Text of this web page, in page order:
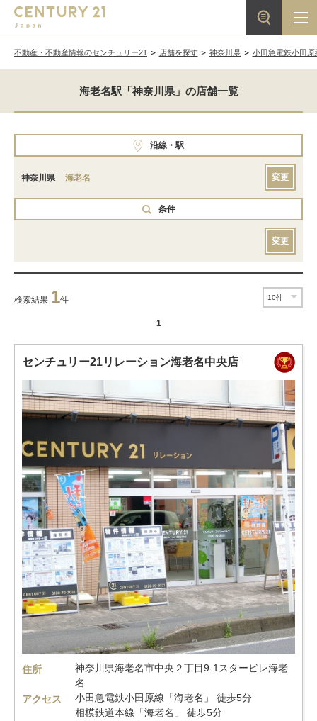
不動産・不動産情報のセンチュリー21 店舗を探す 神奈川県 小田急電鉄小田原
海老名駅「神奈川県」の店舗一覧
沿線・駅
神奈川県 海老名 変更
条件
変更
検索結果 1件
1
センチュリー21リレーション海老名中央店
住所
神奈川県海老名市中央２丁目9-1スタービレ海老
名
アクセス
小田急電鉄小田原線「海老名」 徒歩5分
相模鉄道本線「海老名」 徒歩5分